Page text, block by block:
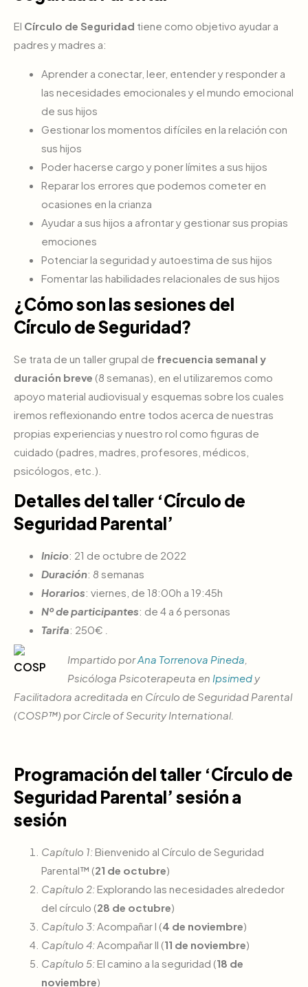
El Círculo de Seguridad tiene como objetivo ayudar a
padres y madres a:
Aprender a conectar, leer, entender y responder a
las necesidades emocionales y el mundo emocional
de sus hijos
Gestionar los momentos difíciles en la relación con
sus hijos
Poder hacerse cargo y poner límites a sus hijos
Reparar los errores que podemos cometer en
ocasiones en la crianza
Ayudar a sus hijos a afrontar y gestionar sus propias
emociones
Potenciar la seguridad y autoestima de sus hijos
Fomentar las habilidades relacionales de sus hijos
¿Cómo son las sesiones del
Círculo de Seguridad?
Se trata de un taller grupal de frecuencia semanal y
duración breve (8 semanas), en el utilizaremos como
apoyo material audiovisual y esquemas sobre los cuales
iremos reflexionando entre todos acerca de nuestras
propias experiencias y nuestro rol como figuras de
cuidado (padres, madres, profesores, médicos,
psicólogos, etc.).
Detalles del taller ‘Círculo de
Seguridad Parental’
Inicio: 21 de octubre de 2022
Duración: 8 semanas
Horarios: viernes, de 18:00h a 19:45h
Nº de participantes: de 4 a 6 personas
Tarifa: 250€
Impartido porAna Torrenova Pineda
Psicóloga Psicoterapeuta en Ipsimed y
Facilitadora acreditada en Círculo de Seguridad Parental
(COSP™) por Circle of Security International.
Programación del taller ‘Círculo de
Seguridad Parental’ sesión a
sesión
Capítulo 1:Bienvenido al Círculo de Seguridad
Parental™ (21 de octubre)
Capítulo 2:Explorando las necesidades alrededor
del círculo (28 de octubre)
Capítulo 3:Acompañar I (4 de noviembre)
Capítulo 4:Acompañar II (11 de noviembre)
Capítulo 5:El camino a la seguridad (18 de
noviembre)